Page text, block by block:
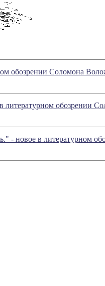
обозрении Соломона
обозрении
- новое в литературном